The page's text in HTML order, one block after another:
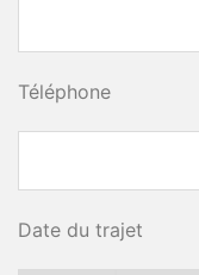
Téléphone
Date du trajet